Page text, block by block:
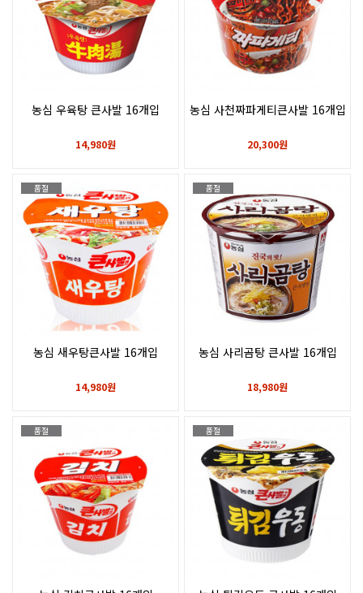
농심 우육탕 큰사발 16개입
14,980원
농심 사천짜파게티큰사발 16개입
20,300원
품절
농심 새우탕큰사발 16개입
14,980원
품절
농심 사리곰탕 큰사발 16개입
18,980원
품절 품절